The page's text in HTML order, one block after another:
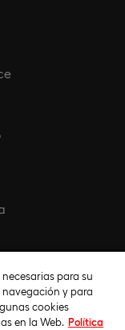
para su
y para
cookies
en la Web. Política